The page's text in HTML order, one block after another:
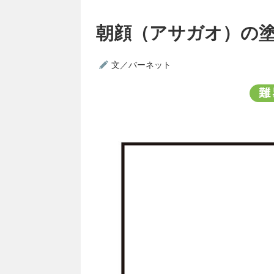
朝顔（アサガオ）の
文／バーネット